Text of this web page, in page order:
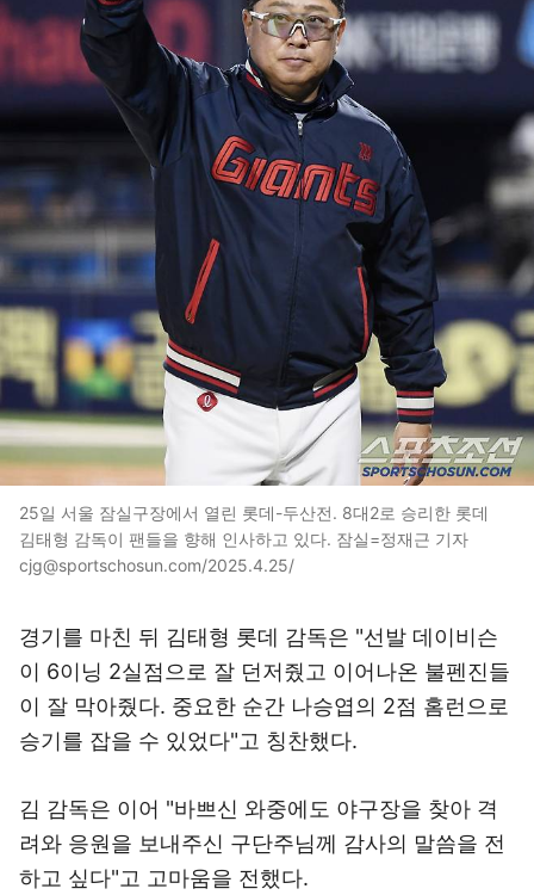
25일 서울 잠실구장에서 열린 롯데-두산전. 8대2로 승리한 롯데
김태형 감독이 팬들을 향해 인사하고 있다. 잠실=정재근 기자
cjg@sportschosun.com/2025.4.25/
경기를 마친 뒤 김태형 롯데 감독은 "선발 데이비슨
이 6이닝 2실점으로 잘 던저줬고 이어나온 불펜진들
이 잘 막아줬다. 중요한 순간 나승엽의 2점 홈런으로
승기를 잡을 수 있었다"고 칭찬했다.
김 감독은 이어 "바쁘신 와중에도 야구장을 찾아 격
려와 응원을 보내주신 구단주님께 감사의 말씀을 전
하고 싶다"고 고마움을 전했다.